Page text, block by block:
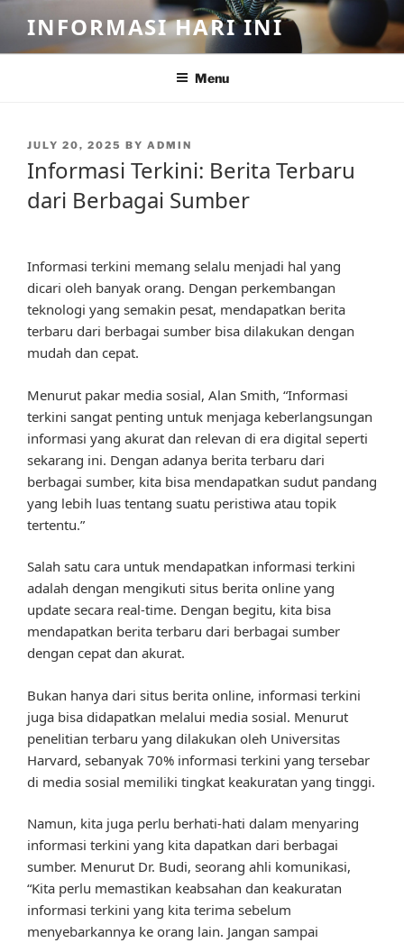
content
INFORMASI HARI INI
Menu
POSTED
JULY 20, 2025 BY ADMIN
Informasi Terkini: Berita Terbaru
dari Berbagai Sumber
Informasi terkini memang selalu menjadi hal yang
dicari oleh banyak orang. Dengan perkembangan
teknologi yang semakin pesat, mendapatkan berita
terbaru dari berbagai sumber bisa dilakukan dengan
mudah dan cepat.
Menurut pakar media sosial, Alan Smith, “Informasi
terkini sangat penting untuk menjaga keberlangsungan
informasi yang akurat dan relevan di era digital seperti
sekarang ini. Dengan adanya berita terbaru dari
berbagai sumber, kita bisa mendapatkan sudut pandang
yang lebih luas tentang suatu peristiwa atau topik
tertentu.”
Salah satu cara untuk mendapatkan informasi terkini
adalah dengan mengikuti situs berita online yang
update secara real-time. Dengan begitu, kita bisa
mendapatkan berita terbaru dari berbagai sumber
dengan cepat dan akurat.
Bukan hanya dari situs berita online, informasi terkini
juga bisa didapatkan melalui media sosial. Menurut
penelitian terbaru yang dilakukan oleh Universitas
Harvard, sebanyak 70% informasi terkini yang tersebar
di media sosial memiliki tingkat keakuratan yang tinggi.
Namun, kita juga perlu berhati-hati dalam menyaring
informasi terkini yang kita dapatkan dari berbagai
sumber. Menurut Dr. Budi, seorang ahli komunikasi,
“Kita perlu memastikan keabsahan dan keakuratan
informasi terkini yang kita terima sebelum
menyebarkannya ke orang lain. Jangan sampai